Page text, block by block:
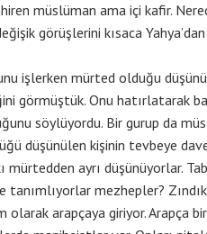
müslüman ama içi kafir.
görüşlerini kısaca
işlerken mürted olduğu
görmüştük. Onu hatırlatarak
söylüyordu. Bir gurup da
düşünülen kişinin tevbeye
mürtedden ayrı düşünüyorlar.
tanımlıyorlar mezhepler?
arapçaya giriyor. Arapça